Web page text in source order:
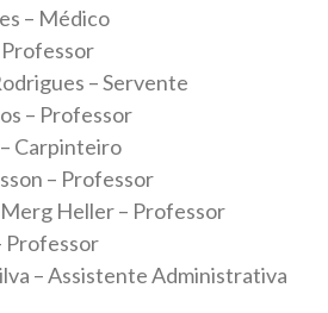
– Médico
Professor
– Servente
– Professor
Carpinteiro
– Professor
Heller – Professor
Professor
– Assistente Administrativa